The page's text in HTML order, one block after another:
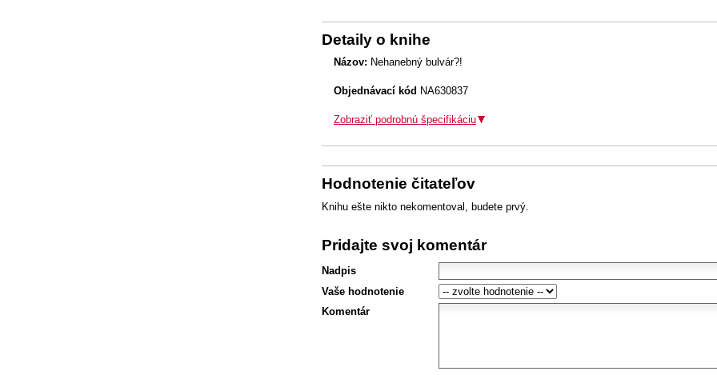
Detaily o knihe
Názov: Nehanebný bulvár?!
Objednávací kód NA630837
Zobraziť podrobnú špecifikáciu
Hodnotenie čitateľov
Knihu ešte nikto nekomentoval, budete prvý.
Pridajte svoj komentár
Nadpis
Vaše hodnotenie
Komentár